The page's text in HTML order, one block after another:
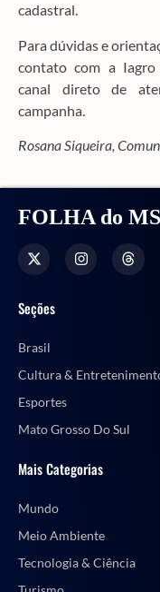
cadastral.
Para dúvidas e
contato com a Iagro
canal direto de
campanha.
Rosana Siqueira,
FOLHA do MS
Seções
Brasil
Cultura &
Esportes
Mato Grosso Do Sul
Mais Categorias
Mundo
Meio Ambiente
Tecnologia & Ciência